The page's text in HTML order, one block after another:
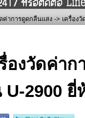
ค่าการดูดกลืนแสง -> เครื่อง
องวัดค่า
U-2900